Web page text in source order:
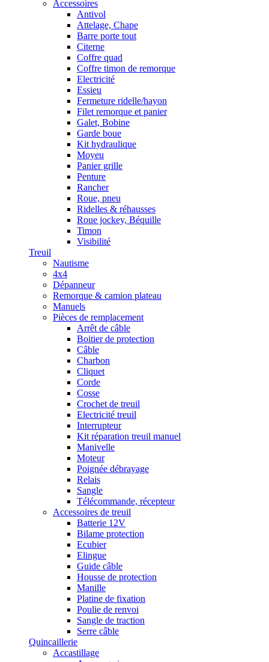
Accessoires
Antivol
Attelage, Chape
Barre porte tout
Citerne
Coffre quad
Coffre timon de remorque
Electricité
Essieu
Fermeture ridelle/hayon
Filet remorque et panier
Galet, Bobine
Garde boue
Kit hydraulique
Moyeu
Panier grille
Penture
Rancher
Roue, pneu
Ridelles & réhausses
Roue jockey, Béquille
Timon
Visibilité
Treuil
Nautisme
4x4
Dépanneur
Remorque & camion plateau
Manuels
Pièces de remplacement
Arrêt de câble
Boitier de protection
Câble
Charbon
Cliquet
Corde
Cosse
Crochet de treuil
Electricité treuil
Interrupteur
Kit réparation treuil manuel
Manivelle
Moteur
Poignée débrayage
Relais
Sangle
Télécommande, récepteur
Accessoires de treuil
Batterie 12V
Bilame protection
Ecubier
Elingue
Guide câble
Housse de protection
Manille
Platine de fixation
Poulie de renvoi
Sangle de traction
Serre câble
Quincaillerie
Accastillage